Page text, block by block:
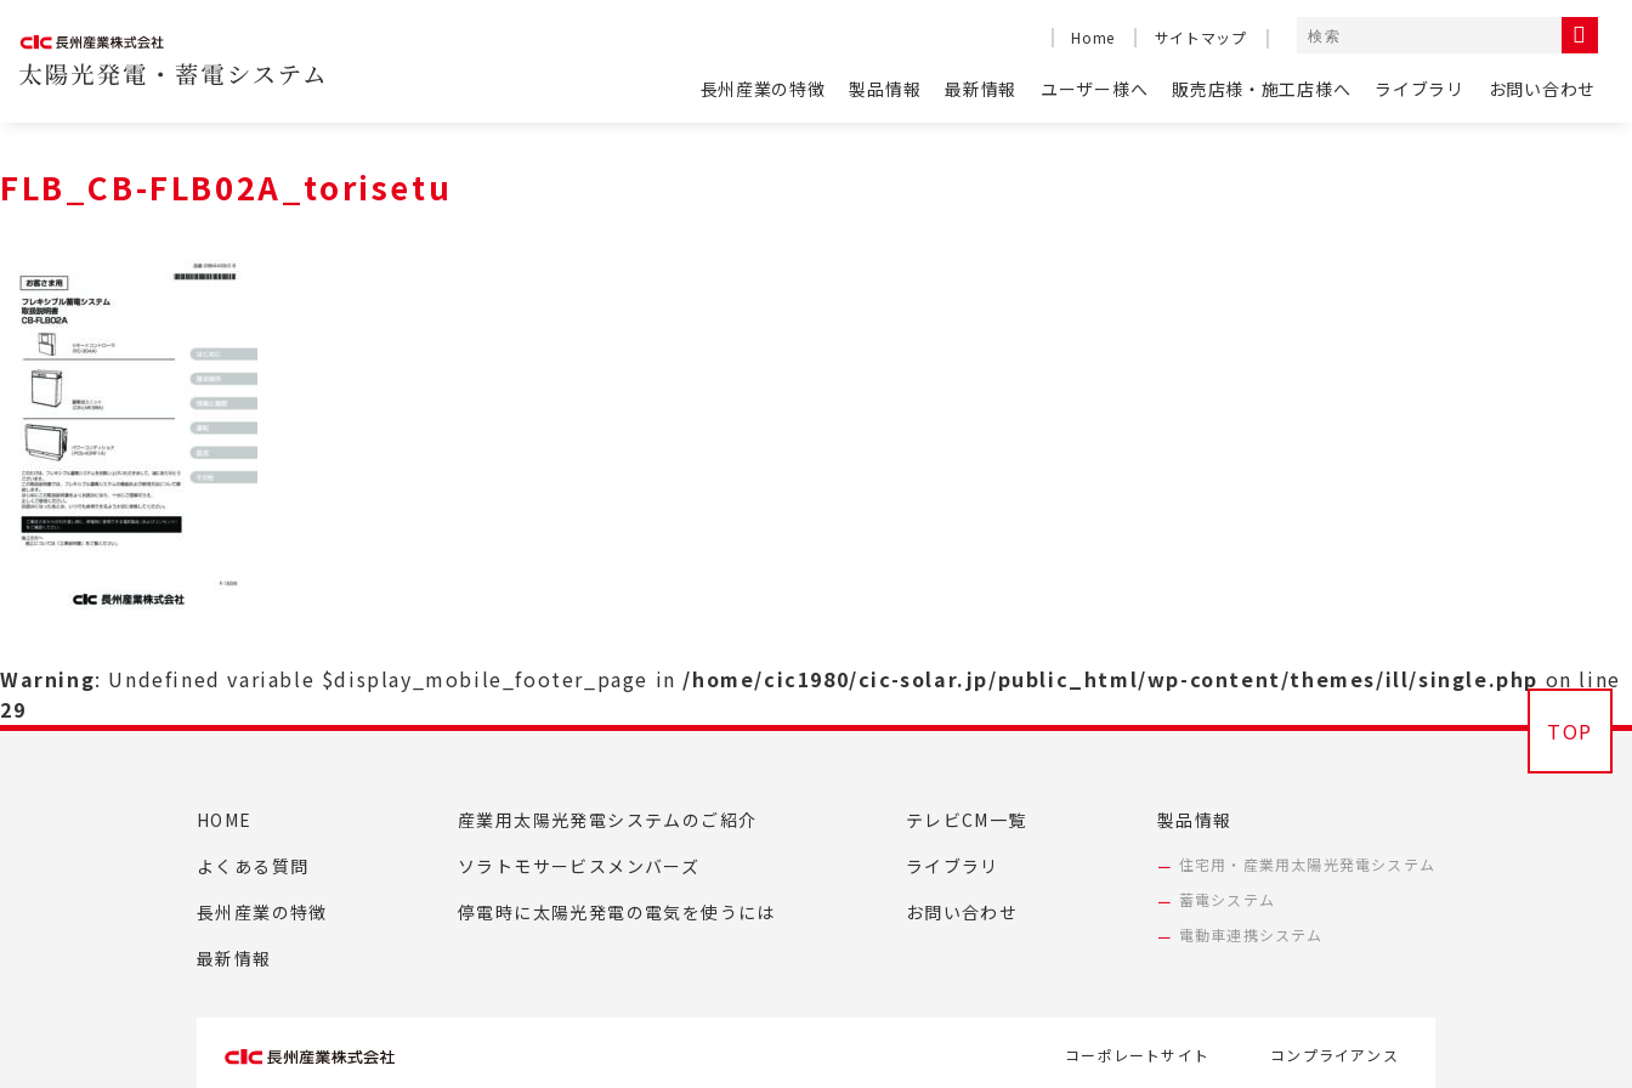
Home サイトマップ
長州産業の特徴 製品情報 最新情報 ユーザー様へ 販売店様・施工店様へ ライブラリ お問い合わせ
FLB_CB-FLB02A_torisetu
Warning: Undefined variable $display_mobile_footer_page in /home/cic1980/cic-solar.jp/public_html/wp-content/themes/ill/single.php on line
29
TOP
HOME
よくある質問
長州産業の特徴
最新情報
産業用太陽光発電システムのご紹介
ソラトモサービスメンバーズ
停電時に太陽光発電の電気を使うには
テレビCM一覧
ライブラリ
お問い合わせ
製品情報
住宅用・産業用太陽光発電システム
蓄電システム
電動車連携システム
コーポレートサイト コンプライアンス